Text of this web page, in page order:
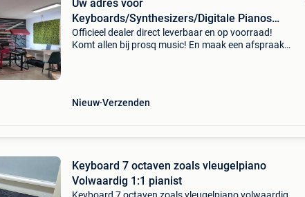
Uw adres voor
Keyboards/Synthesizers/Digitale Pianos
Prosq
Officieel dealer direct leverbaar en op voorraad!
Komt allen bij prosq music! En maak een afspraak
Nieuw Verzenden
Keyboard 7 octaven zoals vleugelpiano
Volwaardig 1:1 pianist